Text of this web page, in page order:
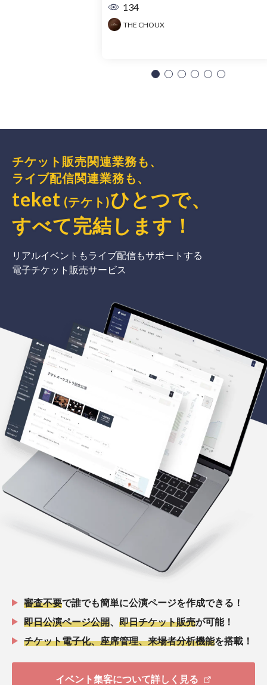
134
THE CHOUX
チケット販売関連業務も、
ライブ配信関連業務も、
teket (テケト)ひとつで、
すべて完結 します ！
リアルイベントもライブ配信もサポートする
電子チケット販売サービス
審査不要で誰でも簡単に公演ページを作成できる！
即日公演ページ公開、 即日チケット販売が可能！
チケット電子化、座席管理、来場者分析機能を搭載！
イベント集客について詳しく見る